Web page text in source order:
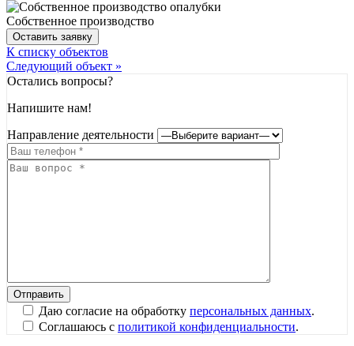
Собственное производство
Оставить заявку
К списку объектов
Следующий объект »
Остались вопросы?
Напишите нам!
Направление деятельности
Даю согласие на обработку персональных данных.
Соглашаюсь с политикой конфиденциальности.